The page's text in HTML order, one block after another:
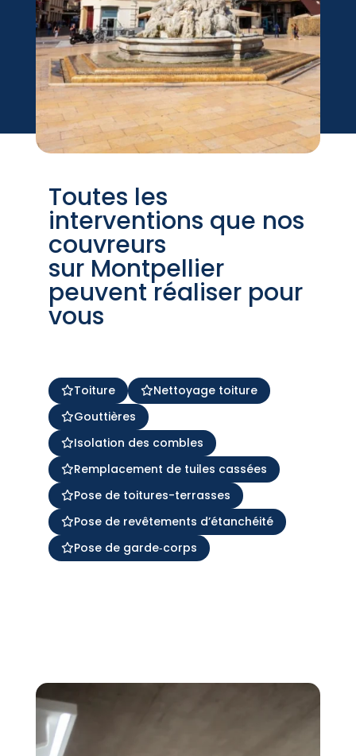
Toutes les
interventions que nos
couvreurs
sur Montpellier
peuvent réaliser pour
vous
Toiture
Nettoyage toiture
Gouttières
Isolation des combles
Remplacement de tuiles cassées
Pose de toitures-terrasses
Pose de revêtements d’étanchéité
Pose de garde‑corps